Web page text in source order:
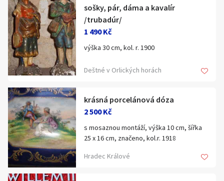
sošky, pár, dáma a kavalír
/trubadúr/
1 490 Kč
výška 30 cm, kol. r. 1900
Deštné v Orlických horách
krásná porcelánová dóza
2 500 Kč
s mosaznou montáží, výška 10 cm, šířka
25 x 16 cm, značeno, kol.r. 1918
Hradec Králové